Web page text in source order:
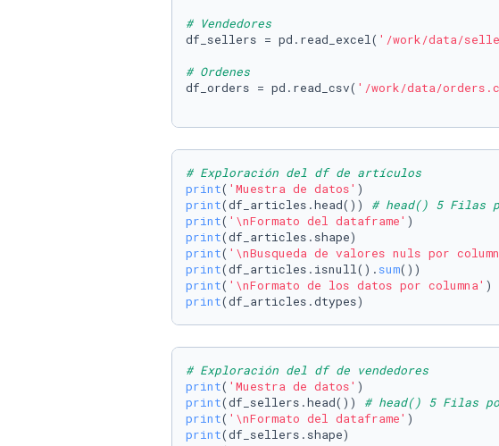
# Vendedores
df_sellers = pd.read_excel( '/work/data/
# Ordenes
df_orders = pd.read_csv( '/work/data/
# Exploración del df de artículos
print( 'Muestra de datos'
print(df_articles.head()) # head() 5 Filas
print( '\nFormato del dataframe'
print
print( '\nBusqueda de valores nuls por
print(df_articles.isnull(). sum
print( '\nFormato de los datos por columna'
print(df_articles.dtypes)
# Exploración del df de vendedores
print( 'Muestra de datos'
print(df_sellers.head()) # head() 5 Filas
print( '\nFormato del dataframe'
print